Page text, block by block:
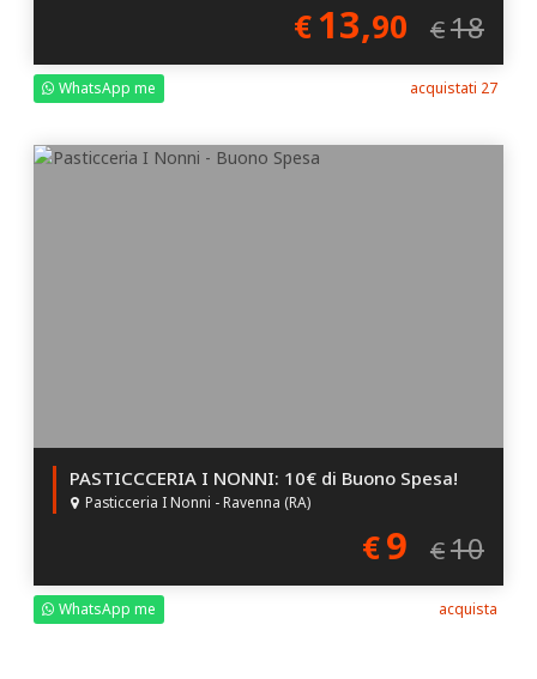
€13,90 €18
WhatsApp me acquistati 27
PASTICCCERIA I NONNI: 10€ di Buono Spesa!
Pasticceria I Nonni - Ravenna (RA)
€9 €10
WhatsApp me acquista